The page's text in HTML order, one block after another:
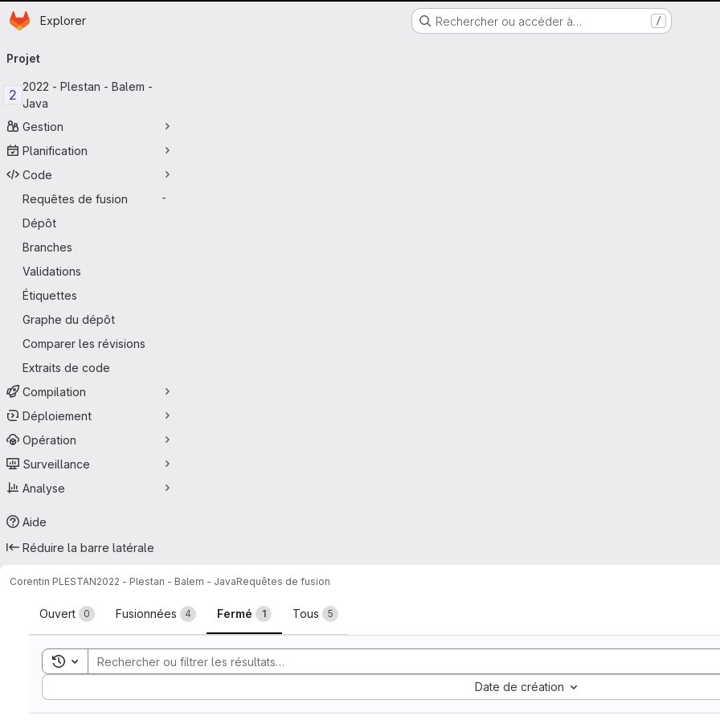
Nantes Université
Passer au contenu principal
Page d'accueil
Explorer Rechercher ou accéder à… /
principale
Projet
2
2022 - Plestan - Balem -
Java
Gestion
Planification
Code
Requêtes de fusion
-
Dépôt
Branches
Validations
Étiquettes
Graphe du dépôt
Comparer les révisions
Extraits de code
Compilation
Déploiement
Opération
Surveillance
Analyse
Aide
Réduire la barre latérale
Corentin PLESTAN2022 - Plestan - Balem - JavaRequêtes de fusion
Requêtes de fusion
Ouvert 0 Fusionnées 4 Fermé 1 Tous 5
Toggle search history
Date de création
Sort by: